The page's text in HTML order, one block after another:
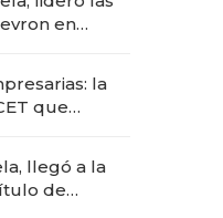
en
la
que
llegó a la
de